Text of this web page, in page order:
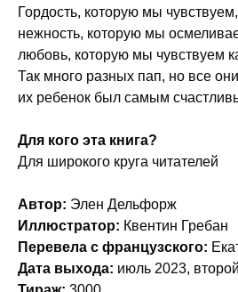
Гордость, которую мы
нежность, которую мы
любовь, которую мы чувствуем
Так много разных пап, но все
их ребенок был самым
Для кого эта книга?
Для широкого круга читателей
Автор: Элен Дельфорж
Иллюстратор: Квентин Гребан
Перевела с французского:
Дата выхода: июль 2023,